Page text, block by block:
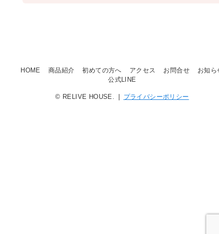
HOME 商品紹介 初めての方へ アクセス お問合せ
お知ら
公式LINE
© RELIVE HOUSE. | プライバシーポリシー